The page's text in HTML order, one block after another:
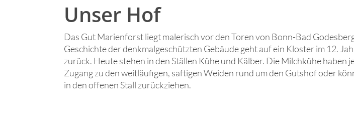
Unser Hof
Das Gut Marienforst liegt malerisch vor den Toren von Bonn-Bad
Geschichte der denkmalgeschützten Gebäude geht auf ein Kloster im 12.
zurück. Heute stehen in den Ställen Kühe und Kälber. Die Milchkühe haben
Zugang zu den weitläufigen, saftigen Weiden rund um den Gutshof oder
in den offenen Stall zurückziehen.